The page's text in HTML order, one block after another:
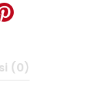
(0)